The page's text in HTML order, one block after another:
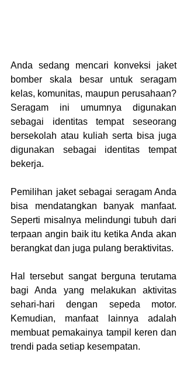
Anda sedang mencari konveksi jaket
bomber skala besar untuk seragam
kelas, komunitas, maupun perusahaan?
Seragam ini umumnya digunakan
sebagai identitas tempat seseorang
bersekolah atau kuliah serta bisa juga
digunakan sebagai identitas tempat
bekerja.
Pemilihan jaket sebagai seragam Anda
bisa mendatangkan banyak manfaat.
Seperti misalnya melindungi tubuh dari
terpaan angin baik itu ketika Anda akan
berangkat dan juga pulang beraktivitas.
Hal tersebut sangat berguna terutama
bagi Anda yang melakukan aktivitas
sehari-hari dengan sepeda motor.
Kemudian, manfaat lainnya adalah
membuat pemakainya tampil keren dan
trendi pada setiap kesempatan.